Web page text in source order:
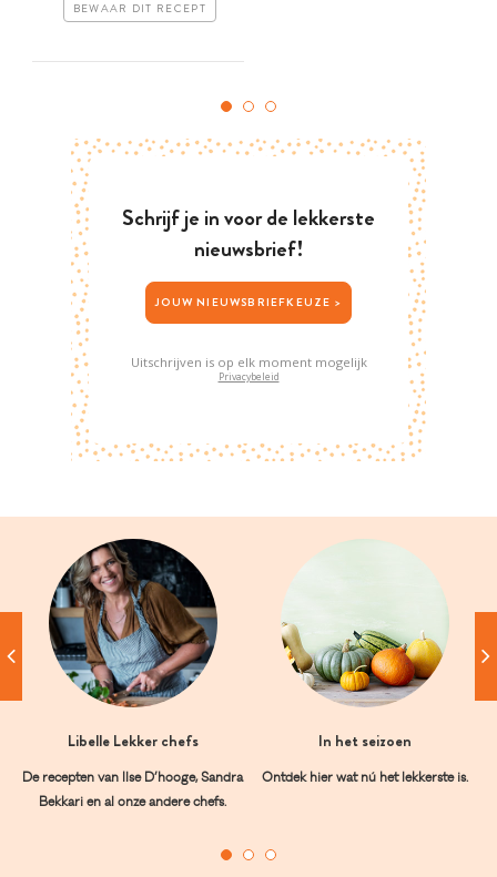
BEWAAR DIT RECEPT
Schrijf je in voor de lekkerste
nieuwsbrief!
JOUW NIEUWSBRIEFKEUZE >
Uitschrijven is op elk moment mogelijk
Privacybeleid
Libelle Lekker chefs
De recepten van Ilse D’hooge, Sandra
Bekkari en al onze andere chefs.
In het seizoen
Ontdek hier wat nú het lekkerste is.